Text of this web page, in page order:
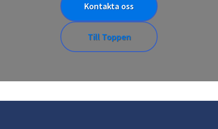
Kontakta oss
Till Toppen